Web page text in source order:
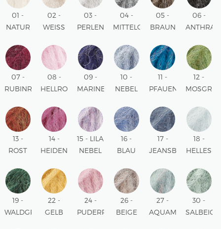
01 -
NATUR
COLOUR
02 -
WEISS
03 -
PERLENGRAU
04 -
MITTELGRAU
05 -
BRAUN
06 -
07 -
RUBINROT
08 -
HELLROSA
09 -
MARINEBLAU
10 -
NEBEL
11 -
PFAUENBLAU
12 -
13 -
ROST
14 -
HEIDENLILA
COLOUR
15 - LILA
NEBEL
16 -
BLAU
COLOUR
17 -
JEANSBLAU
COLOUR
18 -
HELLES
UNI
COLOUR
19 -
WALDGRÜN
22 -
GELB
24 -
PUDERROSA
26 -
BEIGE
27 -
AQUAMARIN
30 -